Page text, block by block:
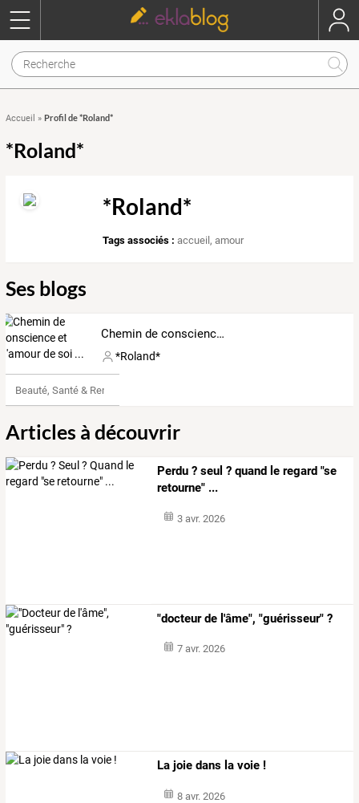
Accueil » Profil de *Roland*
*Roland*
*Roland*
Tags associés : accueil,amour
Ses blogs
Chemin de conscience et d'amour de soi ...
*Roland*
Beauté, Santé & Remise en forme
Articles à découvrir
Perdu ? seul ? quand le regard "se
retourne" ...
3 avr. 2026
"docteur de l'âme", "guérisseur" ?
7 avr. 2026
La joie dans la voie !
8 avr. 2026